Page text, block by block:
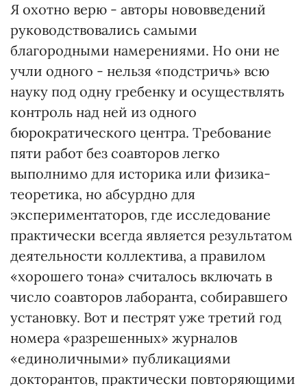
Я охотно верю - авторы нововведений
руководствовались самыми
благородными намерениями. Но они не
учли одного - нельзя «подстричь» всю
науку под одну гребенку и осуществлять
контроль над ней из одного
бюрократического центра. Требование
пяти работ без соавторов легко
выполнимо для историка или физика-
теоретика, но абсурдно для
экспериментаторов, где исследование
практически всегда является результатом
деятельности коллектива, а правилом
«хорошего тона» считалось включать в
число соавторов лаборанта, собиравшего
установку. Вот и пестрят уже третий год
номера «разрешенных» журналов
«единоличными» публикациями
докторантов, практически повторяющими